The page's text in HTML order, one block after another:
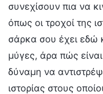
συνεχίσουν πια να
όπως οι τροχοί της
σάρκα σου έχει εδώ
μύγες, άρα πώς
δύναμη να
ιστορίας στους